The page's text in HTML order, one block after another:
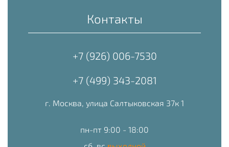
Контакты
+7 (926) 006-7530
+7 (499) 343-2081
г. Москва, улица Салтыковская 37к 1
пн-пт 9:00 - 18:00